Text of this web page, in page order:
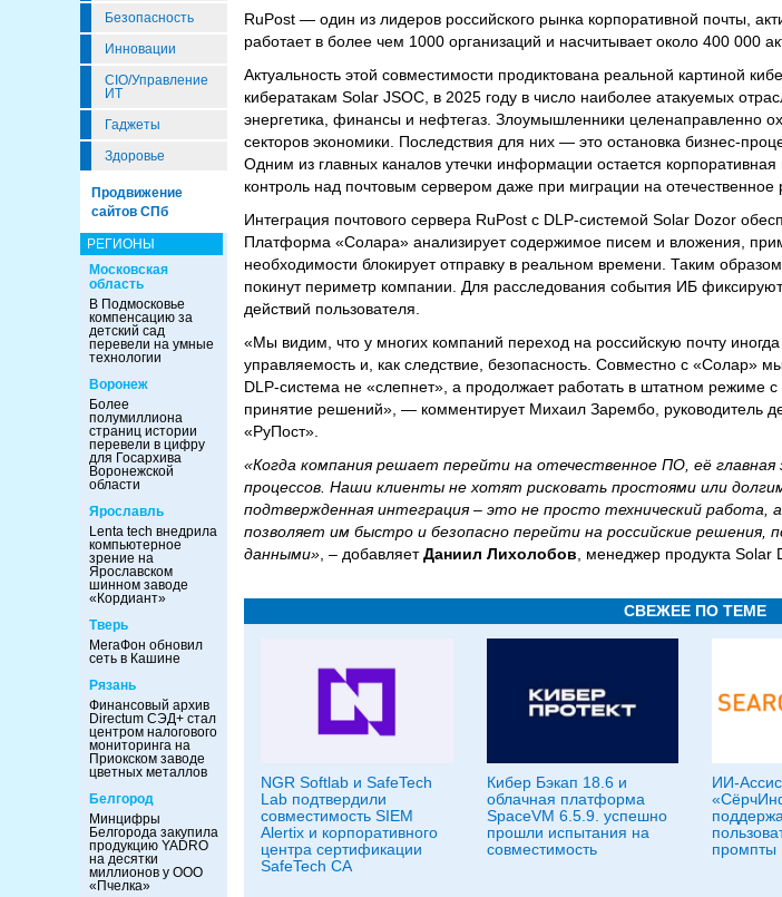
Безопасность
Инновации
CIO/Управление
ИТ
Гаджеты
Здоровье
Продвижение
сайтов СПб
РЕГИОНЫ
Московская
область
В Подмосковье
компенсацию за
детский сад
перевели на умные
технологии
Воронеж
Более
полумиллиона
страниц истории
перевели в цифру
для Госархива
Воронежской
области
Ярославль
Lenta tech внедрила
компьютерное
зрение на
Ярославском
шинном заводе
«Кордиант»
Тверь
МегаФон обновил
сеть в Кашине
Рязань
Финансовый архив
Directum СЭД+ стал
центром налогового
мониторинга на
Приокском заводе
цветных металлов
Белгород
Минцифры
Белгорода закупила
продукцию YADRO
на десятки
миллионов у ООО
«Пчелка»
RuPost — один из лидеров российского рынка корпоративной почты,
работает в более чем 1000 организаций и насчитывает около 400 000
Актуальность этой совместимости продиктована реальной картиной
кибератакам Solar JSOC, в 2025 году в число наиболее атакуемых
энергетика, финансы и нефтегаз. Злоумышленники целенаправленно
секторов экономики. Последствия для них — это остановка бизнес-
Одним из главных каналов утечки информации остается
контроль над почтовым сервером даже при миграции на отечественное
Интеграция почтового сервера RuPost с DLP-системой Solar Dozor
Платформа «Солара» анализирует содержимое писем и вложения,
необходимости блокирует отправку в реальном времени. Таким
покинут периметр компании. Для расследования события ИБ
действий пользователя.
«Мы видим, что у многих компаний переход на российскую почту иногда
управляемость и, как следствие, безопасность. Совместно с «Солар»
DLP-система не «слепнет», а продолжает работать в штатном режиме
принятие решений», — комментирует Михаил Зарембо, руководитель
«РуПост».
«Когда компания решает перейти на отечественное ПО, её главная
процессов. Наши клиенты не хотят рисковать простоями или
подтвержденная интеграция – это не просто технический работа,
позволяет им быстро и безопасно перейти на российские решения,
данными» , – добавляетДаниил Лихолобов , менеджер продукта Solar
СВЕЖЕЕ ПО ТЕМЕ
NGR Softlab и SafeTech
Lab подтвердили
совместимость SIEM
Alertix и корпоративного
центра сертификации
SafeTech CA
Кибер Бэкап 18.6 и
облачная платформа
SpaceVM 6.5.9. успешно
прошли испытания на
совместимость
ИИ-
промпты